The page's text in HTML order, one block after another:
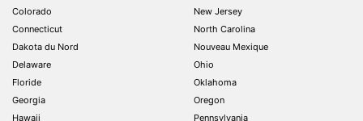
Colorado
Connecticut
Dakota du Nord
Delaware
Floride
Georgia
Hawaii
New Jersey
North Carolina
Nouveau Mexique
Ohio
Oklahoma
Oregon
Pennsylvania